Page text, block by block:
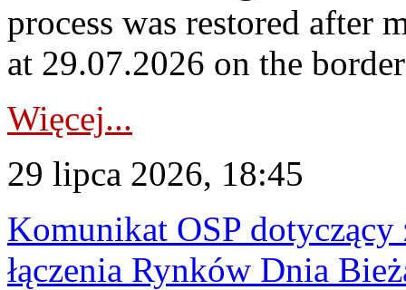
process was restored after
at 29.07.2026 on the
Więcej...
29 lipca 2026, 18:45
Komunikat OSP dotyczący
łączenia Rynków Dnia